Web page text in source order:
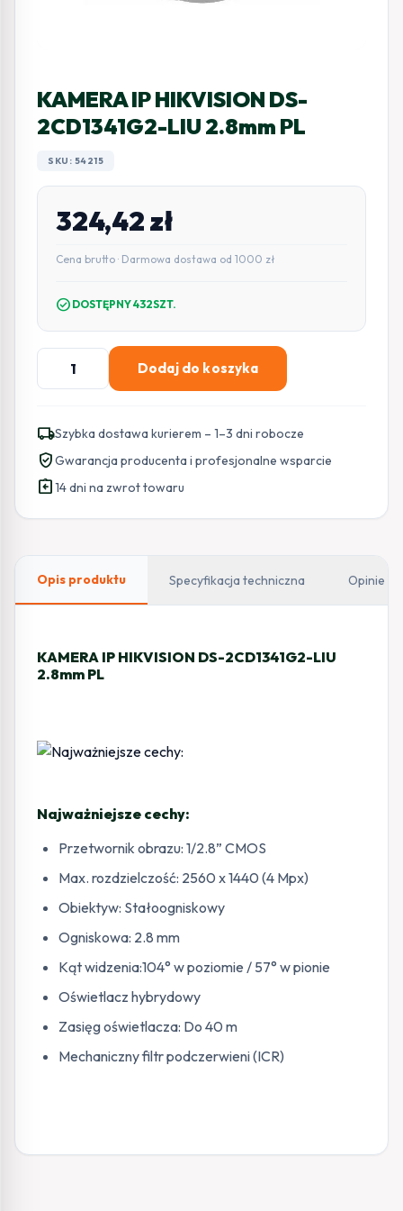
KAMERA IP HIKVISION DS-
2CD1341G2-LIU 2.8mm PL
SKU: 54215
324,42zł
Cena brutto · Darmowa dostawa od 1000 zł
check_circle DOSTĘPNY 432SZT.
ilość
KAMERA
HIKVISION
DS-
2CD1341G2-
LIU
Dodaj do koszyka
local_shippingSzybka dostawa kurierem – 1–3 dni robocze
verified_userGwarancja producenta i profesjonalne wsparcie
assignment_return14 dni na zwrot towaru
Opis produktu Specyfikacja techniczna Opinie
KAMERA IP HIKVISION DS-2CD1341G2-LIU
2.8mm PL
Najważniejsze cechy:
Przetwornik obrazu: 1/2.8” CMOS
Max. rozdzielczość: 2560 x 1440 (4 Mpx)
Obiektyw: Stałoogniskowy
Ogniskowa: 2.8 mm
Kąt widzenia:104° w poziomie / 57° w pionie
Oświetlacz hybrydowy
Zasięg oświetlacza: Do 40 m
Mechaniczny filtr podczerwieni (ICR)